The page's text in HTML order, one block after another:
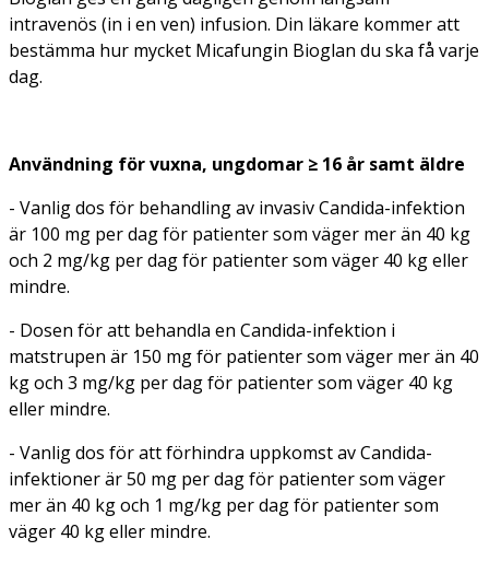
intravenös (in i en ven) infusion. Din läkare kommer att
bestämma hur mycket Micafungin Bioglan du ska få varje
dag.
Användning för vuxna, ungdomar ≥ 16 år samt äldre
- Vanlig dos för behandling av invasivCandida-infektion
är 100 mg per dag för patienter som väger mer än 40 kg
och 2 mg/kg per dag för patienter som väger 40 kg eller
mindre.
- Dosen för att behandla en Candida-infektion i
matstrupen är 150 mg för patienter som väger mer än 40
kg och 3 mg/kg per dag för patienter som väger 40 kg
eller mindre.
- Vanlig dos för att förhindra uppkomst avCandida-
infektioner är 50 mg per dag för patienter som väger
mer än 40 kg och 1 mg/kg per dag för patienter som
väger 40 kg eller mindre.